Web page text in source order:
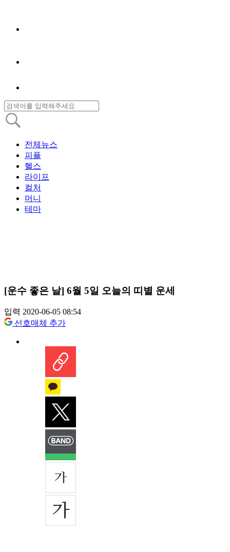
전체뉴스
피플
헬스
라이프
컬처
머니
테마
[운수 좋은 날] 6월 5일 오늘의 띠별 운세
입력 2020-06-05 08:54
선호매체 추가